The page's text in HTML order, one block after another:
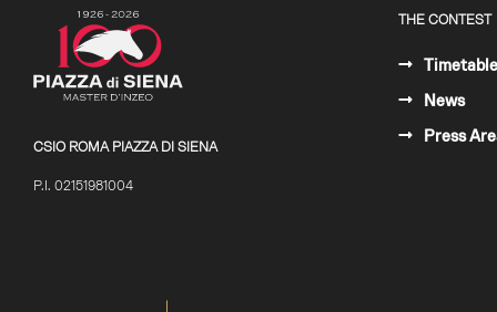
CSIO ROMA PIAZZA DI SIENA
P.I. 02151981004
THE CONTEST
Timetable
News
Press